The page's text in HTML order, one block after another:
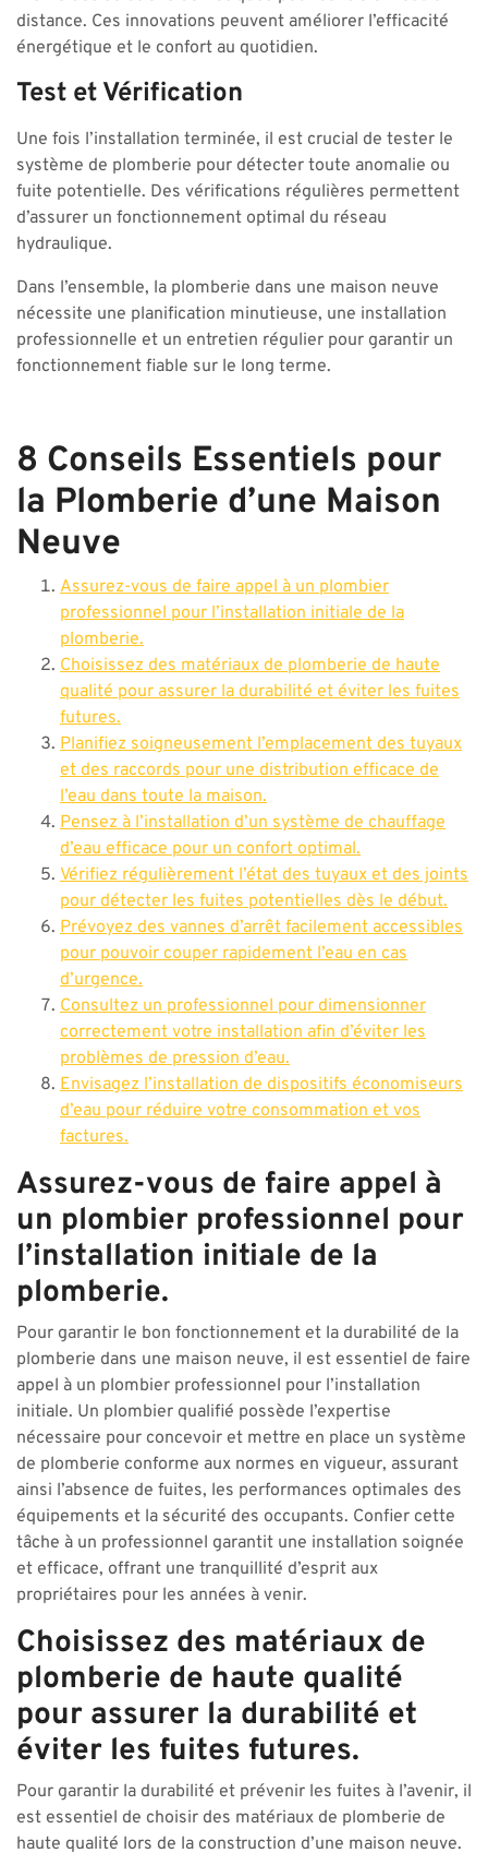
distance. Ces innovations peuvent améliorer l’efficacité
énergétique et le confort au quotidien.
Test et Vérification
Une fois l’installation terminée, il est crucial de tester le
système de plomberie pour détecter toute anomalie ou
fuite potentielle. Des vérifications régulières permettent
d’assurer un fonctionnement optimal du réseau
hydraulique.
Dans l’ensemble, la plomberie dans une maison neuve
nécessite une planification minutieuse, une installation
professionnelle et un entretien régulier pour garantir un
fonctionnement fiable sur le long terme.
8 Conseils Essentiels pour
la Plomberie d’une Maison
Neuve
Assurez-vous de faire appel à un plombier
professionnel pour l’installation initiale de la
plomberie.
Choisissez des matériaux de plomberie de haute
qualité pour assurer la durabilité et éviter les fuites
futures.
Planifiez soigneusement l’emplacement des tuyaux
et des raccords pour une distribution efficace de
l’eau dans toute la maison.
Pensez à l’installation d’un système de chauffage
d’eau efficace pour un confort optimal.
Vérifiez régulièrement l’état des tuyaux et des joints
pour détecter les fuites potentielles dès le début.
Prévoyez des vannes d’arrêt facilement accessibles
pour pouvoir couper rapidement l’eau en cas
d’urgence.
Consultez un professionnel pour dimensionner
correctement votre installation afin d’éviter les
problèmes de pression d’eau.
Envisagez l’installation de dispositifs économiseurs
d’eau pour réduire votre consommation et vos
factures.
Assurez-vous de faire appel à
un plombier professionnel pour
l’installation initiale de la
plomberie.
Pour garantir le bon fonctionnement et la durabilité de la
plomberie dans une maison neuve, il est essentiel de faire
appel à un plombier professionnel pour l’installation
initiale. Un plombier qualifié possède l’expertise
nécessaire pour concevoir et mettre en place un système
de plomberie conforme aux normes en vigueur, assurant
ainsi l’absence de fuites, les performances optimales des
équipements et la sécurité des occupants. Confier cette
tâche à un professionnel garantit une installation soignée
et efficace, offrant une tranquillité d’esprit aux
propriétaires pour les années à venir.
Choisissez des matériaux de
plomberie de haute qualité
pour assurer la durabilité et
éviter les fuites futures.
Pour garantir la durabilité et prévenir les fuites à l’avenir, il
est essentiel de choisir des matériaux de plomberie de
haute qualité lors de la construction d’une maison neuve.